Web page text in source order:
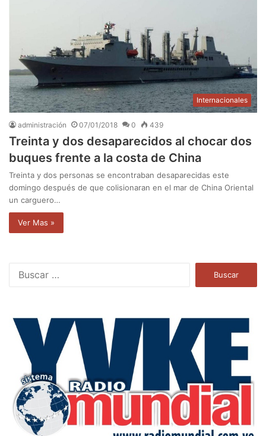
Internacionales
administración 07/01/2018 0 439
Treinta y dos desaparecidos al chocar dos
buques frente a la costa de China
Treinta y dos personas se encontraban desaparecidas este
domingo después de que colisionaran en el mar de China Oriental
un carguero…
Ver Mas »
a